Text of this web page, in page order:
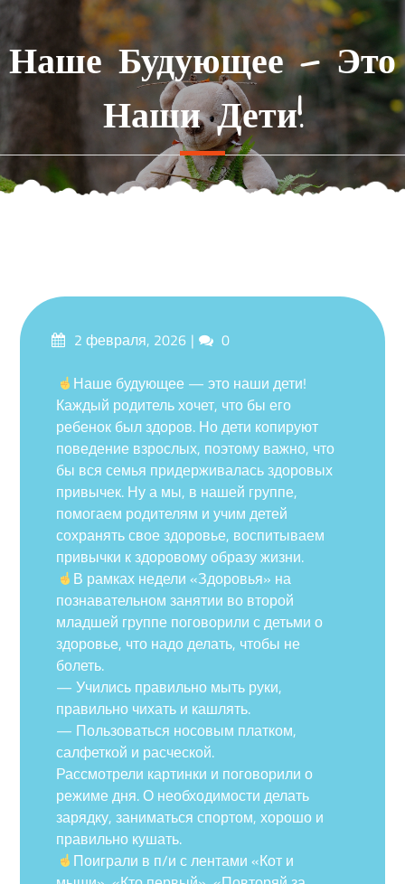
Перейти
содержимому
Наше Будующее — Это
Наши Дети!
Опубликовано
2 февраля, 2026 Комментарии
0
Наше будующее — это наши дети!
Каждый родитель хочет, что бы его
ребенок был здоров. Но дети копируют
поведение взрослых, поэтому важно, что
бы вся семья придерживалась здоровых
привычек. Ну а мы, в нашей группе,
помогаем родителям и учим детей
сохранять свое здоровье, воспитываем
привычки к здоровому образу жизни.
В рамках недели «Здоровья» на
познавательном занятии во второй
младшей группе поговорили с детьми о
здоровье, что надо делать, чтобы не
болеть.
— Учились правильно мыть руки,
правильно чихать и кашлять.
— Пользоваться носовым платком,
салфеткой и расческой.
Рассмотрели картинки и поговорили о
режиме дня. О необходимости делать
зарядку, заниматься спортом, хорошо и
правильно кушать.
Поиграли в п/и с лентами «Кот и